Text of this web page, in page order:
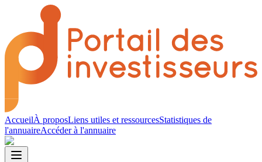
AccueilÀ proposLiens utiles et ressourcesStatistiques de
l'annuaireAccéder à l'annuaire